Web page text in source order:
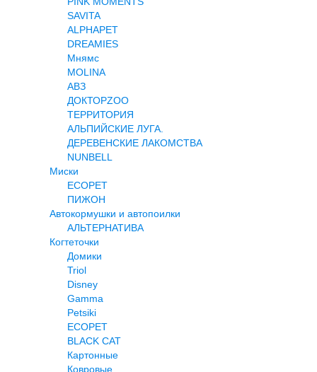
SAVITA
ALPHAPET
DREAMIES
Мнямс
MOLINA
АВЗ
ДОКТОРZOO
ТЕРРИТОРИЯ
АЛЬПИЙСКИЕ ЛУГА.
ДЕРЕВЕНСКИЕ ЛАКОМСТВА
NUNBELL
Миски
ECOPET
ПИЖОН
Автокормушки и автопоилки
АЛЬТЕРНАТИВА
Когтеточки
Домики
Triol
Disney
Gamma
Petsiki
ECOPET
BLACK CAT
Картонные
Ковровые